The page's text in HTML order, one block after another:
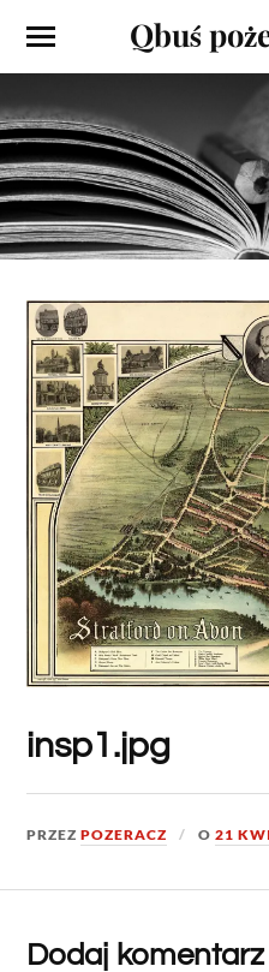
Qbuś
insp1.jpg
PRZEZPOZERACZ O21
Dodaj komentarz